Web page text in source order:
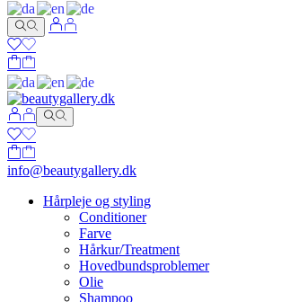
info@beautygallery.dk
Hårpleje og styling
Conditioner
Farve
Hårkur/Treatment
Hovedbundsproblemer
Olie
Shampoo